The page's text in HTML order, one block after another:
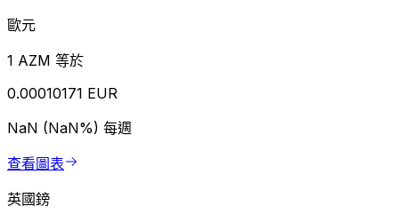
歐元
1 AZM 等於
0.00010171 EUR
NaN (NaN%) 每週
查看圖表
英國鎊